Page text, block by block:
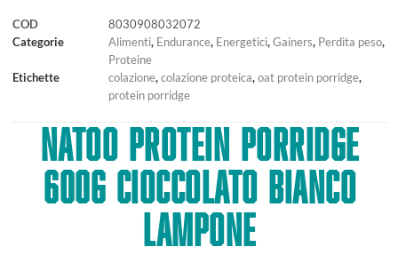
COD
8030908032072
Categorie
Alimenti, Endurance, Energetici,Gainers, Perdita peso,
Proteine
Etichette
colazione,colazione proteica,oat protein porridge,
protein porridge
NATOO Protein Porridge
600g Cioccolato Bianco
Lampone